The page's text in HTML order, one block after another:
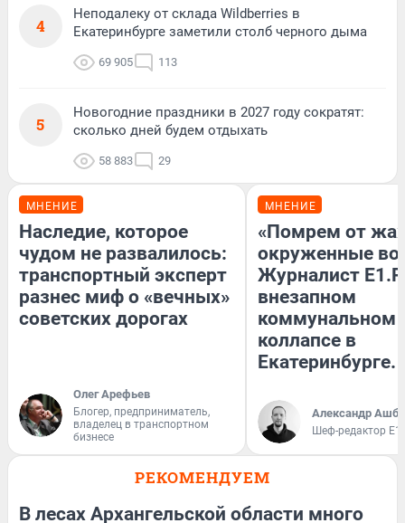
4
Неподалеку от склада Wildberries в
Екатеринбурге заметили столб черного дыма
69 905 113
5
Новогодние праздники в 2027 году сократят:
сколько дней будем отдыхать
58 883 29
МНЕНИЕ
Наследие, которое
чудом не развалилось:
транспортный эксперт
разнес миф о «вечных»
советских дорогах
Олег Арефьев
Блогер, предприниматель,
владелец в транспортном
бизнесе
МНЕНИЕ
«Помрем от
окруженные
Журналист
внезапном
коммунальном
коллапсе в
Екатеринбурге.
Александр
Шеф-редактор
РЕКОМЕНДУЕМ
В лесах Архангельской области много